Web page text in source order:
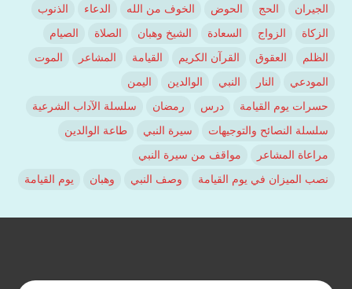
الجيران
الحج الحوض الخوف من الله الدعاء
الذنوب
الزكاة
الزواج السعادة الشيخ وهبان الصلاة
الصيام
الظلم
العقوق القرآن الكريم القيامة المشاعر
الموت
المودعي
النار النبي الوالدين
اليمن
حسرات يوم القيامة
درس رمضان
سلسلة الآداب الشرعية
سلسلة النصائح والتوجيهات
سيرة النبي
طاعة الوالدين
مراعاة المشاعر
مواقف من سيرة النبي
نصب الميزان في يوم القيامة
وصف النبي وهبان يوم القيامة